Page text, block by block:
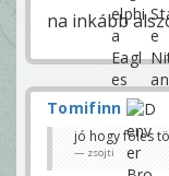
na inkább
Tomifinn
jó hogy foles
zsojti